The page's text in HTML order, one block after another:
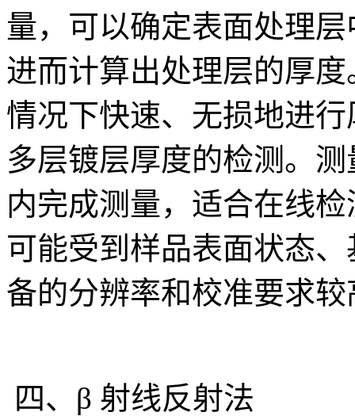
量，可以确定表面处理
进而计算出处理层的厚
情况下快速、无损地进
多层镀层厚度的检测。
内完成测量，适合在线
可能受到样品表面状态
备的分辨率和校准要求较
四、β 射线反射法